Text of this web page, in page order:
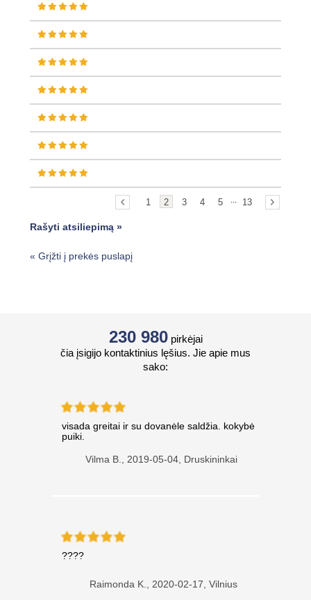
1 2 3 4 5 ... 13
Rašyti atsiliepimą »
« Grįžti į prekės puslapį
230 980pirkėjai
čia įsigijo kontaktinius lęšius. Jie apie mus
sako:
visada greitai ir su dovanėle saldžia. kokybė
puiki.
Vilma B., 2019-05-04, Druskininkai
????
Raimonda K., 2020-02-17, Vilnius